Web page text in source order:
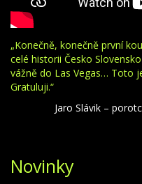
„Konečně, konečně první
celé historii Česko
vážně do Las Vegas… Toto
Gratuluji.“
Jaro Slávik –
Novinky